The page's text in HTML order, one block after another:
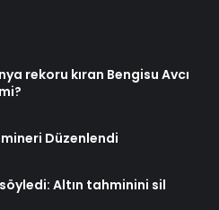
rekoru kıran Bengisu Avcı
Düzenlendi
Altın tahminini sil